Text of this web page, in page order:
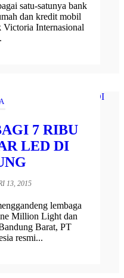
satu-satunya bank
dan kredit mobil
Victoria Internasional
7 RIBU
LED DI
13, 2015
lembaga
Million Light dan
Barat, PT
resmi...